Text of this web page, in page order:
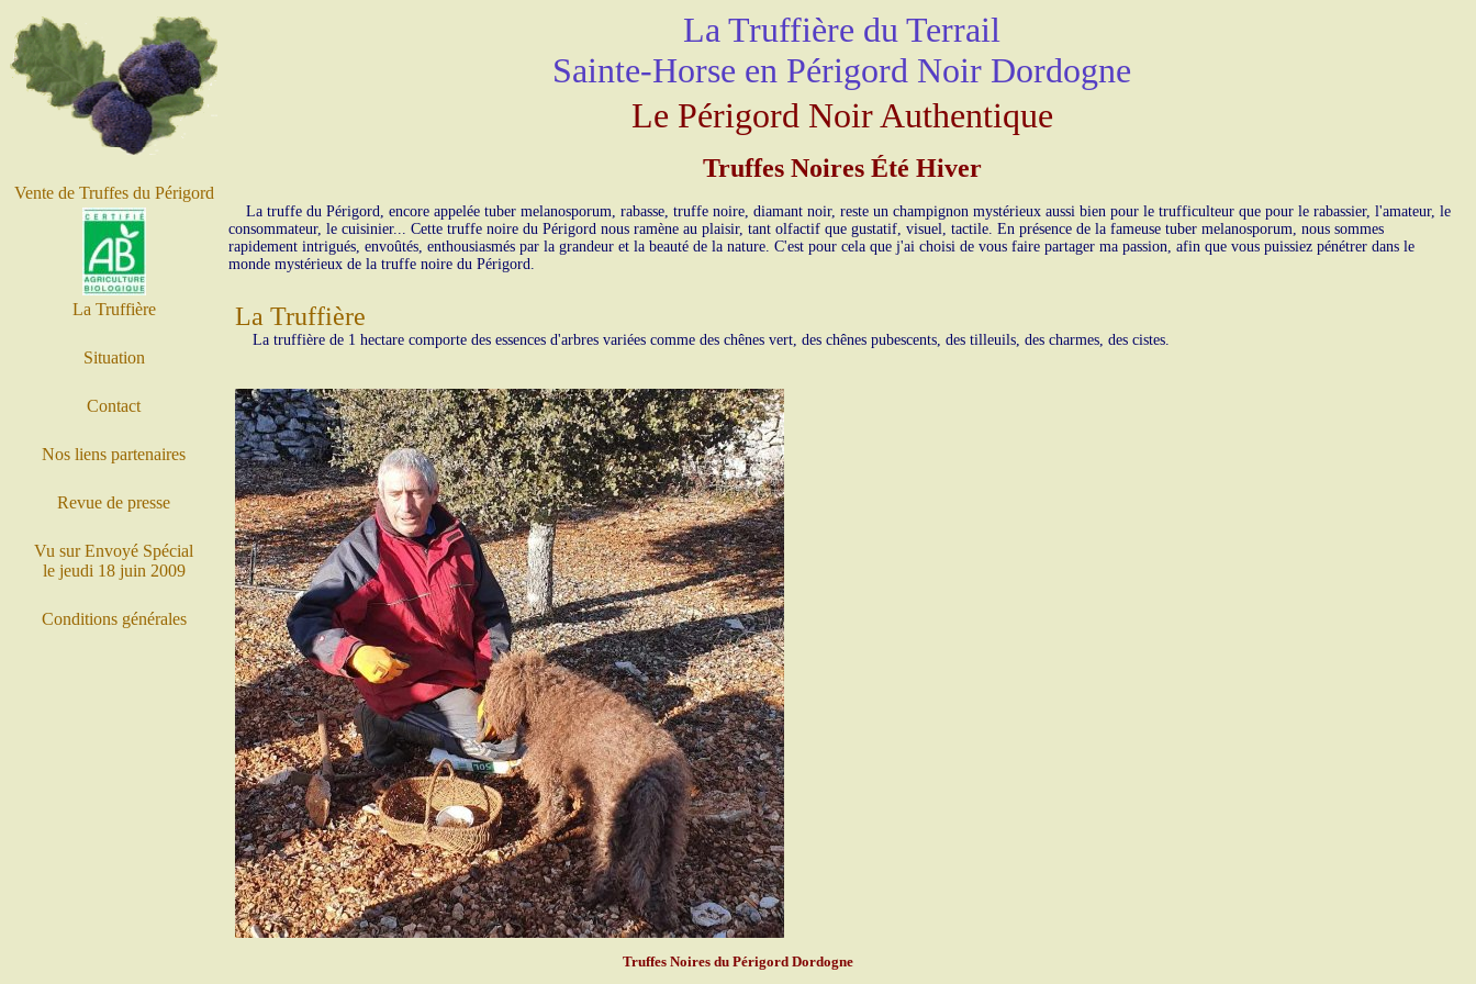
Vente de Truffes du Périgord
La Truffière
Situation
Contact
Nos liens partenaires
Revue de presse
Vu sur Envoyé Spécial
le jeudi 18 juin 2009
Conditions générales
La Truffière du Terrail
Sainte-Horse en Périgord Noir Dordogne
Le Périgord Noir Authentique
Truffes Noires Été Hiver
La truffe du Périgord, encore appelée tuber melanosporum, rabasse, truffe noire, diamant noir, reste un champignon mystérieux aussi bien pour le trufficulteur que pour le rabassier, l'amateur, le
consommateur, le cuisinier... Cette truffe noire du Périgord nous ramène au plaisir, tant olfactif que gustatif, visuel, tactile. En présence de la fameuse tuber melanosporum, nous sommes
rapidement intrigués, envoûtés, enthousiasmés par la grandeur et la beauté de la nature. C'est pour cela que j'ai choisi de vous faire partager ma passion, afin que vous puissiez pénétrer dans le
monde mystérieux de la truffe noire du Périgord.
La Truffière
La truffière de 1 hectare comporte des essences d'arbres variées comme des chênes vert, des chênes pubescents, des tilleuils, des charmes, des cistes.
Truffes Noires du Périgord Dordogne